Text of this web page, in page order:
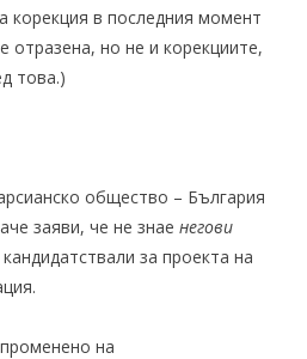
корекция в последния момент
отразена, но не и корекциите,
това.)
общество – България
заяви, че не знае негови
за проекта на
на